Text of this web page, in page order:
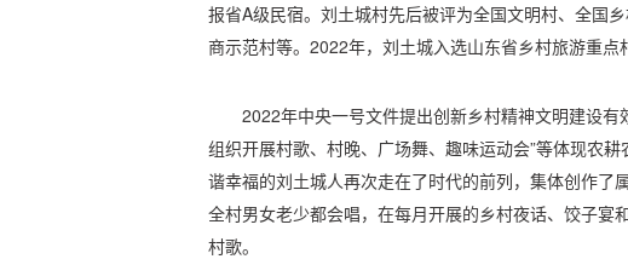
报省A级民宿。刘土城村先后被评为全国文明村、全国
商示范村等。2022年，刘土城入选山东省乡村旅游重点
2022年中央一号文件提出创新乡村精神文明建设有
组织开展村歌、村晚、广场舞、趣味运动会”等体现农
谐幸福的刘土城人再次走在了时代的前列，集体创作了
全村男女老少都会唱，在每月开展的乡村夜话、饺子宴
村歌。